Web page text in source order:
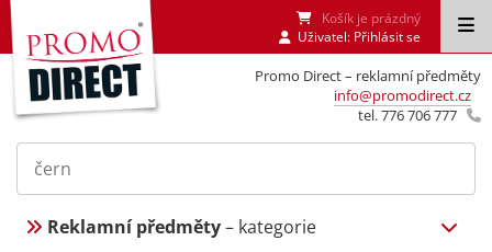
Promo Direct – reklamní předměty
info@promodirect.cz
tel. 776 706 777
Košík je prázdný
Uživatel: Přihlásit se
Reklamní předměty– kategorie